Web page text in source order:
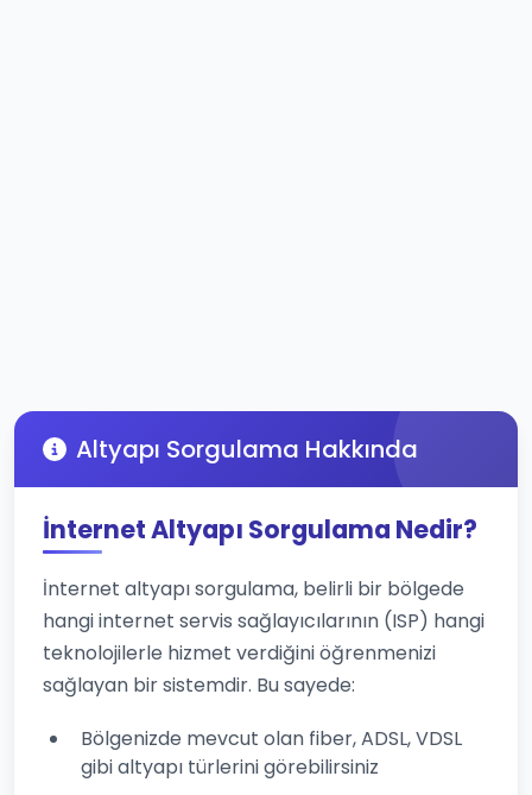
Altyapı Sorgulama Hakkında
İnternet Altyapı Sorgulama Nedir?
İnternet altyapı sorgulama, belirli bir bölgede
hangi internet servis sağlayıcılarının (ISP) hangi
teknolojilerle hizmet verdiğini öğrenmenizi
sağlayan bir sistemdir. Bu sayede:
Bölgenizde mevcut olan fiber, ADSL, VDSL
gibi altyapı türlerini görebilirsiniz